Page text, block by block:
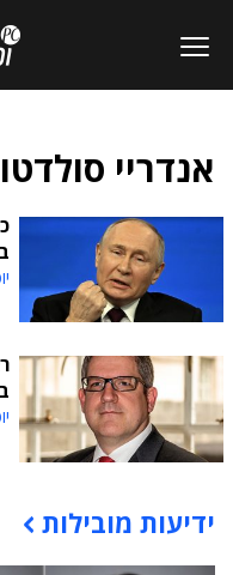
אנדריי
תוכן פרסומי
ידיעות מובילות